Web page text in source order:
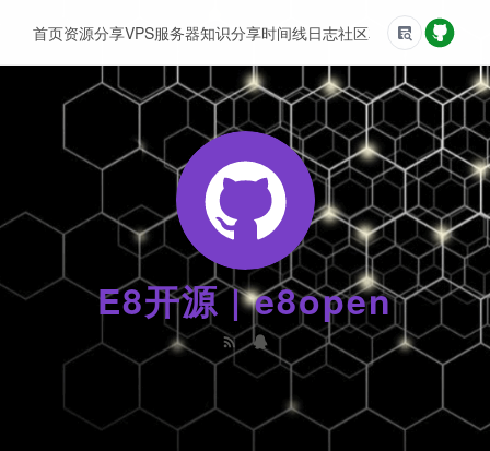
E8开源 | e8open
首页资源分享VPS服务器知识分享时间线日志社区友情链接